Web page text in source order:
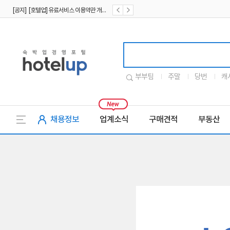
부부팀 주말 당번 캐
채용정보 업계소식 구매견적 부동산